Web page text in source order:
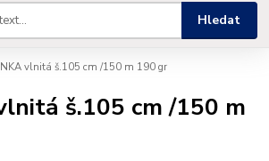
Hledat
vlnitá š.105 cm /150 m 190 gr
š.105 cm /150 m